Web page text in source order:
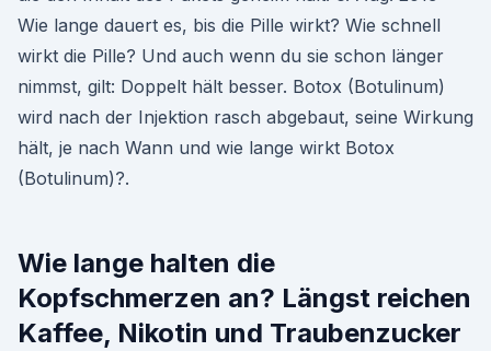
Wie lange dauert es, bis die Pille wirkt? Wie schnell
wirkt die Pille? Und auch wenn du sie schon länger
nimmst, gilt: Doppelt hält besser. Botox (Botulinum)
wird nach der Injektion rasch abgebaut, seine Wirkung
hält, je nach Wann und wie lange wirkt Botox
(Botulinum)?.
Wie lange halten die
Kopfschmerzen an? Längst reichen
Kaffee, Nikotin und Traubenzucker